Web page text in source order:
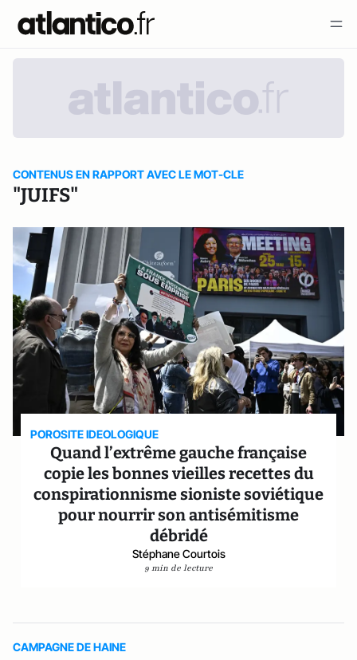
CONTENUS EN RAPPORT AVEC LE MOT-CLE
"JUIFS"
POROSITE IDEOLOGIQUE
Quand l’extrême gauche française
copie les bonnes vieilles recettes du
conspirationnisme sioniste soviétique
pour nourrir son antisémitisme
débridé
Stéphane Courtois
9 min de lecture
CAMPAGNE DE HAINE